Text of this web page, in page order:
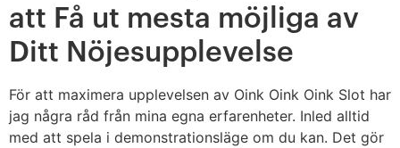
att Få ut mesta möjliga av
Ditt Nöjesupplevelse
För att maximera upplevelsen av Oink Oink Oink Slot har
jag några råd från mina egna erfarenheter. Inled alltid
med att spela i demonstrationsläge om du kan. Det gör